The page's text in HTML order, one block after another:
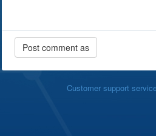
Customer support